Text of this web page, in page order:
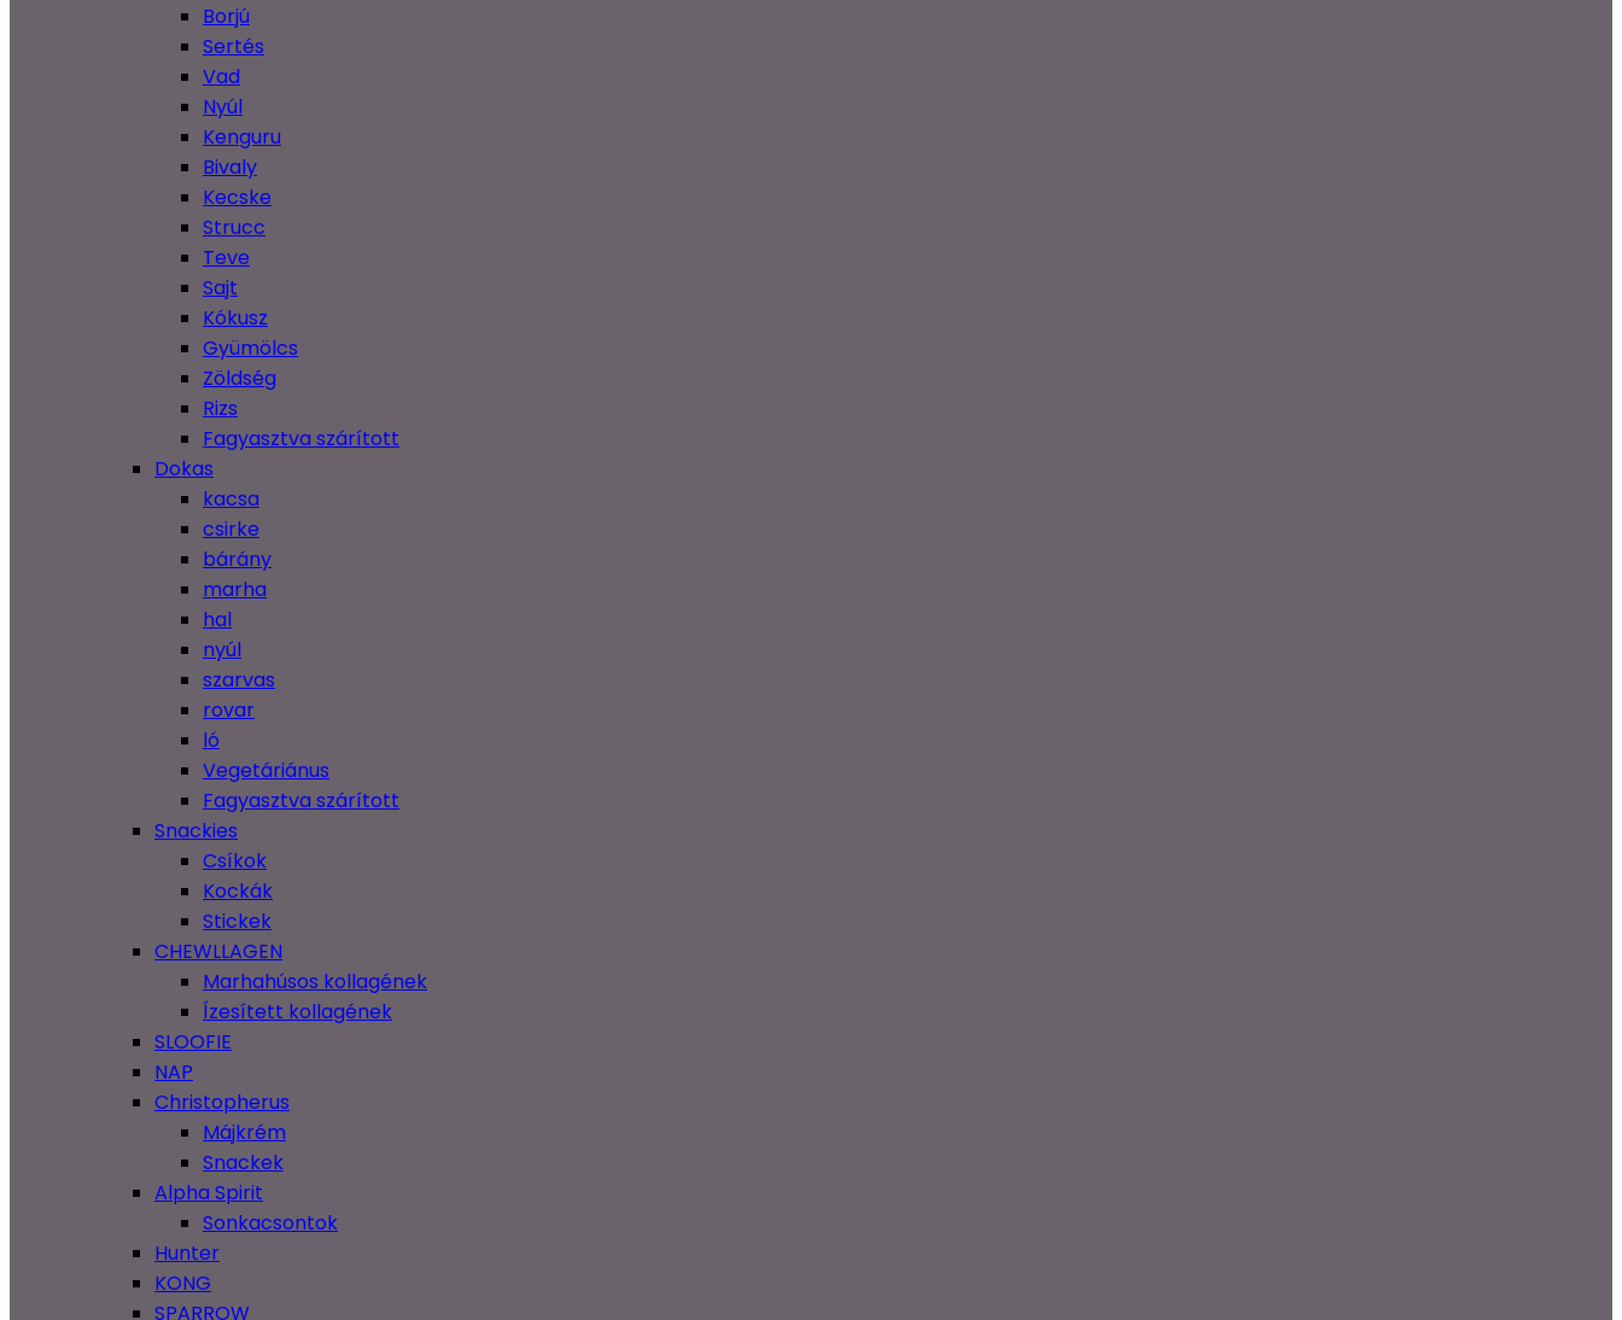
Borjú
Sertés
Vad
Nyúl
Kenguru
Bivaly
Kecske
Strucc
Teve
Sajt
Kókusz
Gyümölcs
Zöldség
Rizs
Fagyasztva szárított
Dokas
kacsa
csirke
bárány
marha
hal
nyúl
szarvas
rovar
ló
Vegetáriánus
Fagyasztva szárított
Snackies
Csíkok
Kockák
Stickek
CHEWLLAGEN
Marhahúsos kollagének
Ízesített kollagének
SLOOFIE
NAP
Christopherus
Májkrém
Snackek
Alpha Spirit
Sonkacsontok
Hunter
KONG
SPARROW